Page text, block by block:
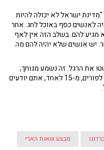
ישראל לא יכולה להיות
לאנשים כסף באוכל לחג. אחר
להם. בשלב הזה אין לאף
יש אנשים שלא יהיה להם מה
את הרגל. זה נשמע מגוחך,
אבל אתם יודעים מה זה? לי היו 15 הפקות לפורים, מ-15 לאחד, אתם יודעים
מבצע שאגת הארי